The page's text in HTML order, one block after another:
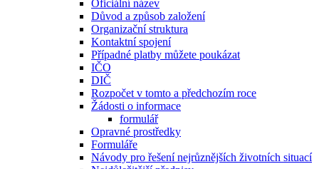
Oficiální název
Důvod a způsob založení
Organizační struktura
Kontaktní spojení
Případné platby můžete poukázat
IČO
DIČ
Rozpočet v tomto a předchozím roce
Žádosti o informace
formulář
Opravné prostředky
Formuláře
Návody pro řešení nejrůznějších životních situací